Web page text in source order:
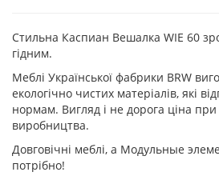
Стильна Каспиан Вешалка WIE 60
гідним.
Меблі Української фабрики BRW
екологічно чистих матеріалів, які
нормам. Вигляд і не дорога ціна при
виробництва.
Довговічні меблі, а Модульные
потрібно!